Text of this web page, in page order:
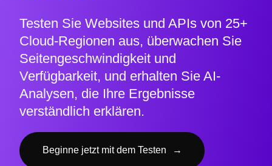
Testen Sie Websites und APIs von 25+
Cloud-Regionen aus, überwachen Sie
Seitengeschwindigkeit und
Verfügbarkeit, und erhalten Sie AI-
Analysen, die Ihre Ergebnisse
verständlich erklären.
Beginne jetzt mit dem Testen →